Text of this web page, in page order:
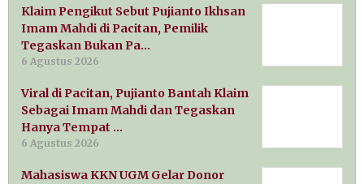
Klaim Pengikut Sebut Pujianto Ikhsan
Imam Mahdi di Pacitan, Pemilik
Tegaskan Bukan Pa…
6 Agustus 2026
Viral di Pacitan, Pujianto Bantah Klaim
Sebagai Imam Mahdi dan Tegaskan
Hanya Tempat …
6 Agustus 2026
Mahasiswa KKN UGM Gelar Donor